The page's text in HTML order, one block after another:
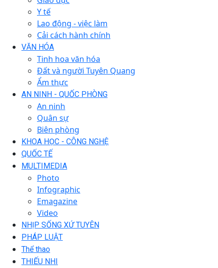
Y tế
Lao động - việc làm
Cải cách hành chính
VĂN HÓA
Tinh hoa văn hóa
Đất và người Tuyên Quang
Ẩm thực
AN NINH - QUỐC PHÒNG
An ninh
Quân sự
Biên phòng
KHOA HỌC - CÔNG NGHỆ
QUỐC TẾ
MULTIMEDIA
Photo
Infographic
Emagazine
Video
NHỊP SỐNG XỨ TUYÊN
PHÁP LUẬT
Thể thao
THIẾU NHI